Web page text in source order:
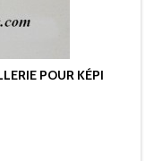
POUR KÉPI